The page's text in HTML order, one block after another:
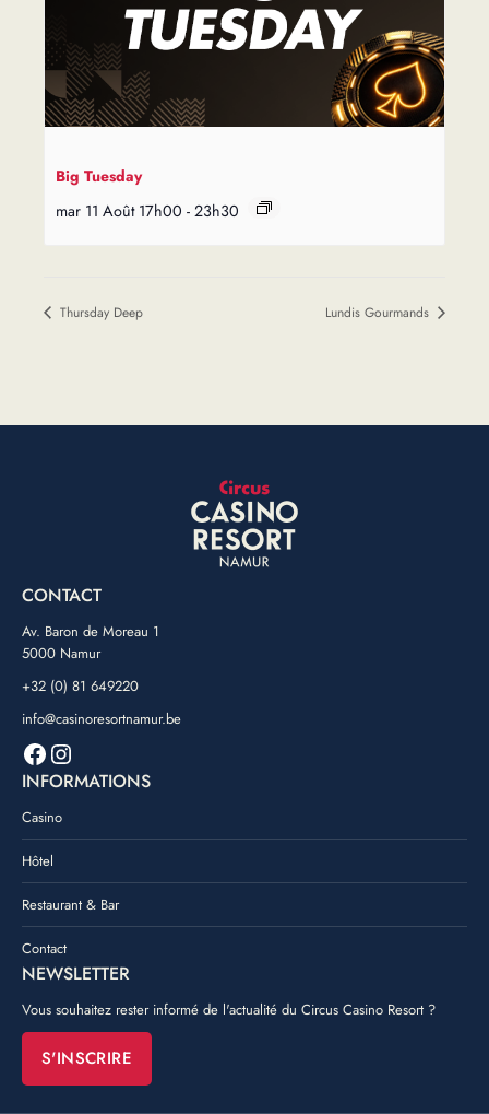
Big Tuesday
mar 11 Août 17h00 - 23h30
Thursday Deep Lundis Gourmands
CONTACT
Av. Baron de Moreau 1
5000 Namur
+32 (0) 81 649220
info@casinoresortnamur.be
Facebook
Instagram
INFORMATIONS
Casino
Hôtel
Restaurant & Bar
Contact
NEWSLETTER
Vous souhaitez rester informé de l'actualité du Circus Casino Resort ?
S'INSCRIRE